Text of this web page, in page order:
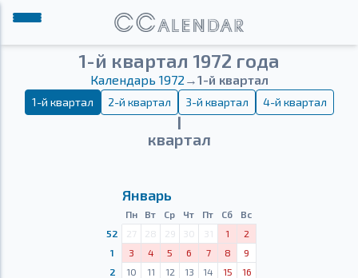
1-й квартал 1972 года
Календарь 1972 →1-й квартал
1-й квартал 2-й квартал 3-й квартал 4-й квартал
Ⅰ
квартал
Январь
Пн Вт Ср Чт Пт Сб
Вс
52
27 28 29 30 31 1
2
1
3 4 5 6 7 8
9
2
10 11 12 13 14 15
16